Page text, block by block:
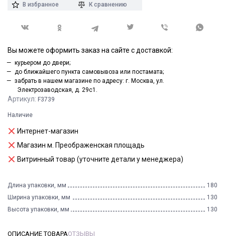
Артикул: F3739
Наличие
Интернет-магазин
Магазин м. Преображенская площадь
Витринный товар (уточните детали у менеджера)
Длина упаковки, мм
180
Ширина упаковки, мм
130
Высота упаковки, мм
130
В избранное К сравнению
Вы можете оформить заказ на сайте с доставкой:
курьером до двери;
до ближайшего пункта самовывоза или постамата;
забрать в нашем магазине по адресу: г. Москва, ул.
Электрозаводская, д. 29с1.
ОПИСАНИЕ ТОВАРАОТЗЫВЫ